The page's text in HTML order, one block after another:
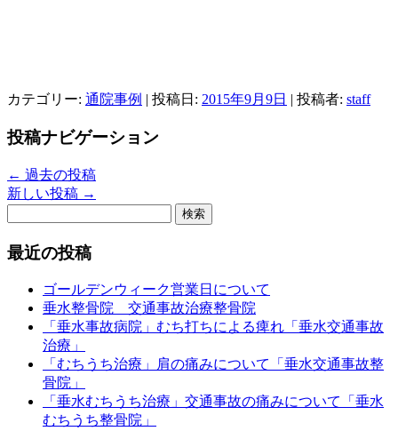
カテゴリー: 通院事例 | 投稿日: 2015年9月9日 | 投稿者: staff
投稿ナビゲーション
← 過去の投稿
新しい投稿 →
最近の投稿
ゴールデンウィーク営業日について
垂水整骨院 交通事故治療整骨院
「垂水事故病院」むち打ちによる痺れ「垂水交通事故
治療」
「むちうち治療」肩の痛みについて「垂水交通事故整
骨院」
「垂水むちうち治療」交通事故の痛みについて「垂水
むちうち整骨院」